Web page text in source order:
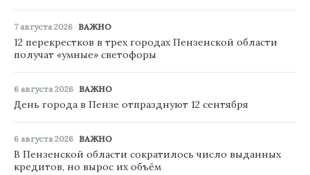
7 августа 2026 ВАЖНО
12 перекрестков в трех городах Пензенской области
получат «умные» светофоры
6 августа 2026 ВАЖНО
День города в Пензе отпразднуют 12 сентября
6 августа 2026 ВАЖНО
В Пензенской области сократилось число выданных
кредитов, но вырос их объём